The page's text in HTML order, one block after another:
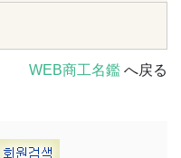
WEB商工名鑑 へ戻る